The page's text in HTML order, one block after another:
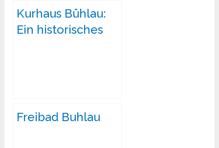
Kurhaus Bühlau:
Ein historisches
Freibad Buhlau